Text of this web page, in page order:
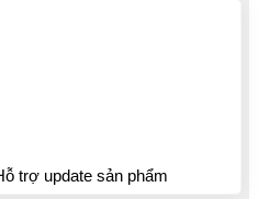
trợ update sản phẩm